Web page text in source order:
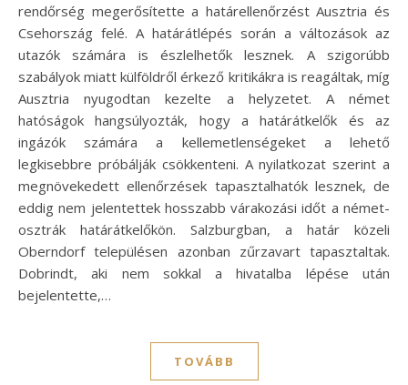
rendőrség megerősítette a határellenőrzést Ausztria és
Csehország felé. A határátlépés során a változások az
utazók számára is észlelhetők lesznek. A szigorúbb
szabályok miatt külföldről érkező kritikákra is reagáltak, míg
Ausztria nyugodtan kezelte a helyzetet. A német
hatóságok hangsúlyozták, hogy a határátkelők és az
ingázók számára a kellemetlenségeket a lehető
legkisebbre próbálják csökkenteni. A nyilatkozat szerint a
megnövekedett ellenőrzések tapasztalhatók lesznek, de
eddig nem jelentettek hosszabb várakozási időt a német-
osztrák határátkelőkön. Salzburgban, a határ közeli
Oberndorf településen azonban zűrzavart tapasztaltak.
Dobrindt, aki nem sokkal a hivatalba lépése után
bejelentette,…
TOVÁBB